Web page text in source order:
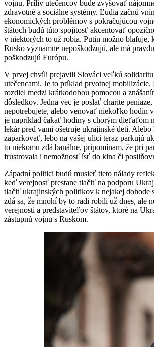
vojnu. Príliv utečencov bude zvyšovať
zdravotné a sociálne systémy. Ľudia začnú
ekonomických problémov s pokračujúcou
štátoch budú túto spojitosť akcentovať
v niektorých to už robia. Putin možno blafuje,
Rusko významne nepoškodzujú, ale má
poškodzujú Európu.
V prvej chvíli prejavili Slováci veľkú
utečencami. Je to príklad prvotnej
rozdiel medzi krátkodobou pomocou a
dôsledkov. Jedna vec je poslať charite
nepotrebujete, alebo venovať niekoľko hodín
je napríklad čakať hodiny s chorým dieťaťom
lekár pred vami ošetruje ukrajinské deti.
zaparkovať, lebo na vašej ulici teraz parkujú
to niekomu zdá banálne, pripomínam, že pri
frustrovala i nemožnosť ísť do kina či
Západní politici budú musieť tieto nálady
keď verejnosť prestane tlačiť na podporu
tlačiť ukrajinských politikov k nejakej dohode
zdá sa, že mnohí by to radi robili už dnes, ale
verejnosti a predstaviteľov štátov, ktoré na
zástupnú vojnu s Ruskom.